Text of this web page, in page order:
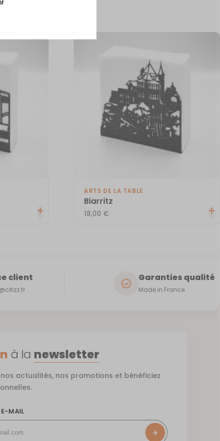
ARTS DE LA TABLE
Biarritz
18,00 €
client Garanties qualité
Made in France
à la newsletter
actualités, nos promotions et bénéficiez
MAIL